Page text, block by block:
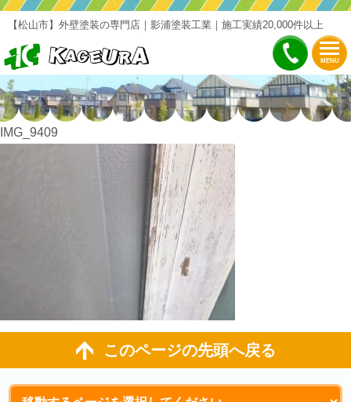
MENU
【松山市】外壁塗装の専門店｜影浦塗装工業｜施工実績20,000件以上
IMG_9409
このページの先頭へ戻る